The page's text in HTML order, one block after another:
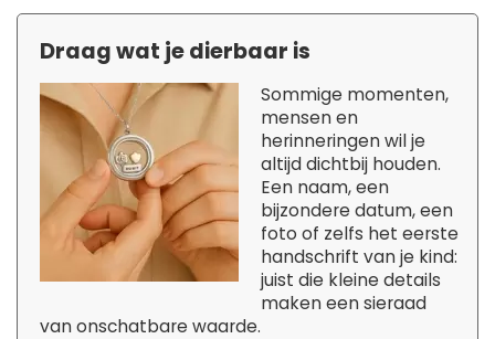
Draag wat je dierbaar is
Sommige momenten,
mensen en
herinneringen wil je
altijd dichtbij houden.
Een naam, een
bijzondere datum, een
foto of zelfs het eerste
handschrift van je kind:
juist die kleine details
maken een sieraad
van onschatbare waarde.